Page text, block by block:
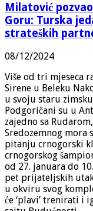
Milatović
Goru: Turska
strateških
08/12/2024
Više od tri mjeseca
Sirene u Beleku
u svoju staru
Podgoričani su u
zajedno sa
Sredozemnog mora
pitanju crnogorski
crnogorskog
od 27. januara do
pet prijateljskih
u okviru svog
će ‘plavi’ trenirati i